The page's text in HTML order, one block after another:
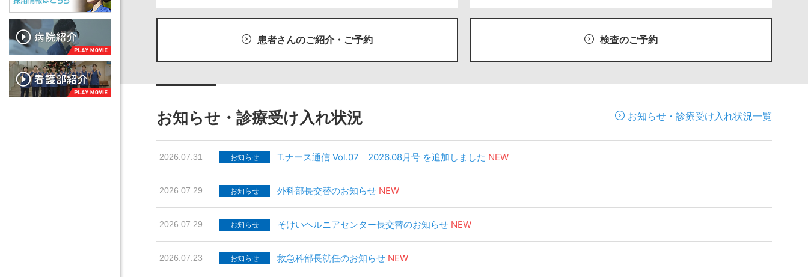
患者さんのご紹介・ご予約 検査のご予約
お知らせ・診療受け入れ状況 お知らせ・診療受け入れ状況一覧
T.ナース通信 Vol.07 2026.08月号 を追加しました NEW
2026.07.31 お知らせ
外科部長交替のお知らせ NEW
2026.07.29 お知らせ
そけいヘルニアセンター長交替のお知らせ NEW
2026.07.29 お知らせ
救急科部長就任のお知らせ NEW
2026.07.23 お知らせ